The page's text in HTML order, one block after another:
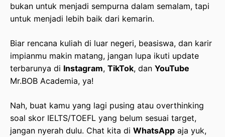
bukan untuk menjadi sempurna dalam semalam, tapi
untuk menjadi lebih baik dari kemarin.
Biar rencana kuliah di luar negeri, beasiswa, dan karir
impianmu makin matang, jangan lupa ikuti update
terbarunya di Instagram, TikTok, dan YouTube
Mr.BOB Academia, ya!
Nah, buat kamu yang lagi pusing atau overthinking
soal skor IELTS/TOEFL yang belum sesuai target,
jangan nyerah dulu. Chat kita di WhatsApp aja yuk,